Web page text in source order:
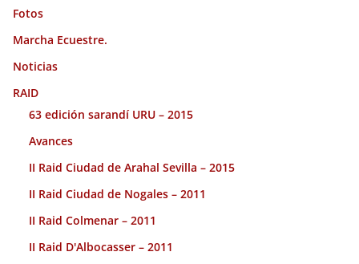
Fotos
Marcha Ecuestre.
Noticias
RAID
63 edición sarandí URU – 2015
Avances
II Raid Ciudad de Arahal Sevilla – 2015
II Raid Ciudad de Nogales – 2011
II Raid Colmenar – 2011
II Raid D'Albocasser – 2011